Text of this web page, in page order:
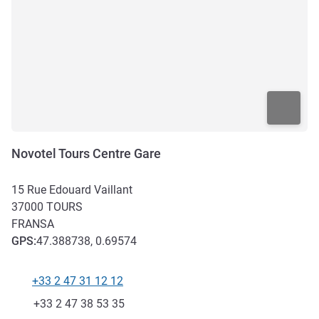
Novotel Tours Centre Gare
15 Rue Edouard Vaillant
37000 TOURS
FRANSA
GPS:47.388738, 0.69574
Telefon
+33 2 47 31 12 12
Faks
+33 2 47 38 53 35